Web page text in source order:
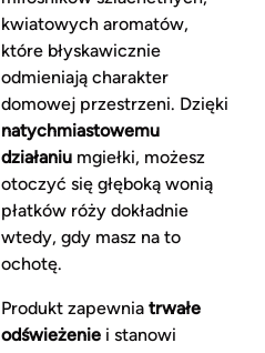
kwiatowych aromatów,
które błyskawicznie
odmieniają charakter
domowej przestrzeni. Dzięki
natychmiastowemu
działaniumgiełki, możesz
otoczyć się głęboką wonią
płatków róży dokładnie
wtedy, gdy masz na to
ochotę.
Produkt zapewnia trwałe
odświeżeniei stanowi